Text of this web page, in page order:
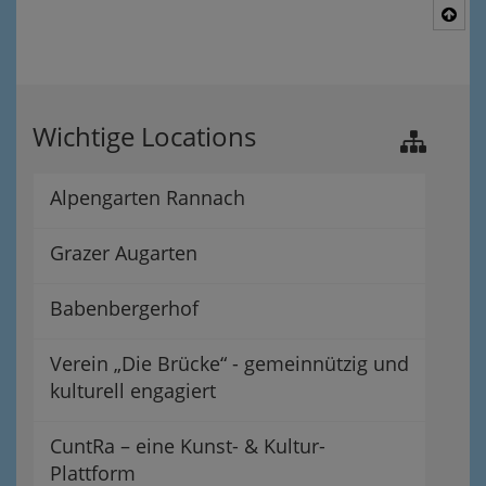
Wichtige Locations
Alpengarten Rannach
Grazer Augarten
Babenbergerhof
Verein „Die Brücke“ - gemeinnützig und
kulturell engagiert
CuntRa – eine Kunst- & Kultur-
Plattform